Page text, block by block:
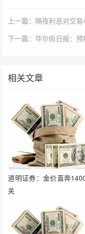
上一篇：隔夜利息对交
下一篇：华尔街日报：
相关文章
道明证券：金价直奔
关